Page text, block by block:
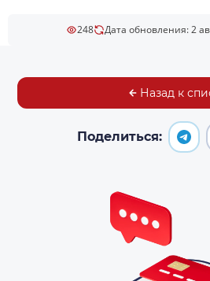
248 Дата обновления: 2
Назад к
Поделиться: